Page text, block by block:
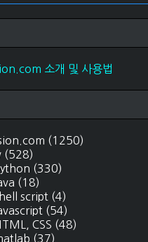
소개 및 사용법
(1250)
(528)
(330)
(18)
script (4)
(54)
CSS (48)
(37)